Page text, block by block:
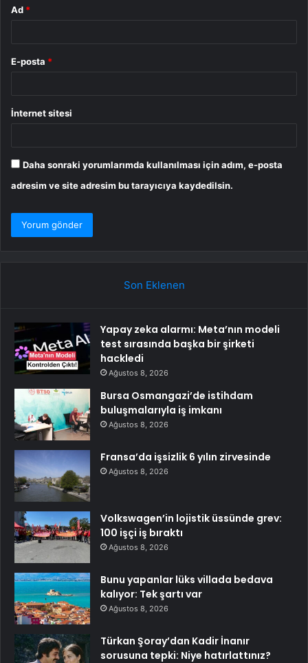
Ad *
E-posta *
İnternet sitesi
Daha sonraki yorumlarımda kullanılması için adım, e-posta
adresim ve site adresim bu tarayıcıya kaydedilsin.
Son Eklenen
Yapay zeka alarmı: Meta’nın modeli
test sırasında başka bir şirketi
hackledi
Ağustos 8, 2026
Bursa Osmangazi’de istihdam
buluşmalarıyla iş imkanı
Ağustos 8, 2026
Fransa’da işsizlik 6 yılın zirvesinde
Ağustos 8, 2026
Volkswagen’in lojistik üssünde grev:
100 işçi iş bıraktı
Ağustos 8, 2026
Bunu yapanlar lüks villada bedava
kalıyor: Tek şartı var
Ağustos 8, 2026
Türkan Şoray’dan Kadir İnanır
sorusuna tepki: Niye hatırlattınız?